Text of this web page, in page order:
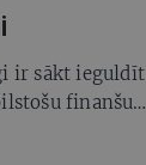
ir sākt ieguldīt
finanšu